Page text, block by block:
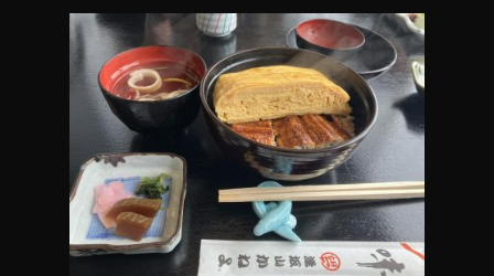
c
e
b
o
o
k
it
te
r
e